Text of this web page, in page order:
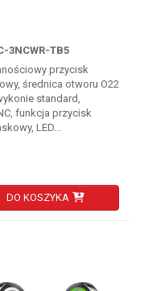
3NCWR-TB5
przycisk
średnica otworu O22
standard,
funkcja przycisk
LED...
DO KOSZYKA